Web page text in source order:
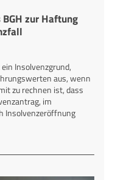
zur Haftung
Insolvenzgrund,
aus, wenn
zu rechnen ist, dass
im
Insolvenzeröffnung